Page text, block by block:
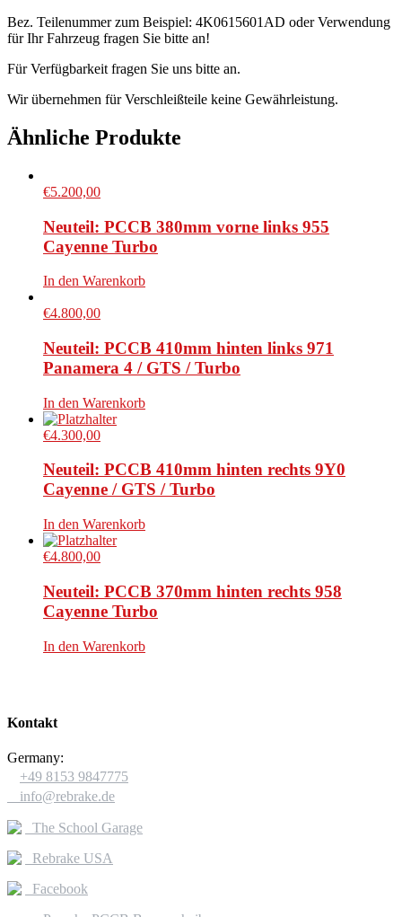
Bez. Teilenummer zum Beispiel: 4K0615601AD oder Verwendung
für Ihr Fahrzeug fragen Sie bitte an!
Für Verfügbarkeit fragen Sie uns bitte an.
Wir übernehmen für Verschleißteile keine Gewährleistung.
Ähnliche Produkte
€5.200,00
Neuteil: PCCB 380mm vorne links 955
Cayenne Turbo
In den Warenkorb
€4.800,00
Neuteil: PCCB 410mm hinten links 971
Panamera 4 / GTS / Turbo
In den Warenkorb
€4.300,00
Neuteil: PCCB 410mm hinten rechts 9Y0
Cayenne / GTS / Turbo
In den Warenkorb
€4.800,00
Neuteil: PCCB 370mm hinten rechts 958
Cayenne Turbo
In den Warenkorb
Kontakt
Germany:
+49 8153 9847775
info@rebrake.de
The School Garage
Rebrake USA
Facebook